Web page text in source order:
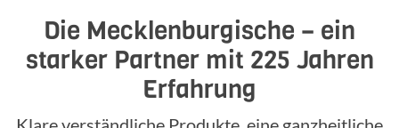
Die Mecklenburgische – ein
starker Partner mit 225 Jahren
Erfahrung